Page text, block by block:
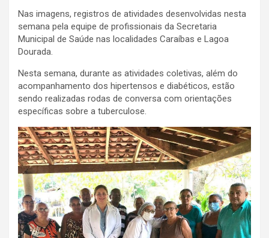
Nas imagens, registros de atividades desenvolvidas nesta
semana pela equipe de profissionais da Secretaria
Municipal de Saúde nas localidades Caraíbas e Lagoa
Dourada.
Nesta semana, durante as atividades coletivas, além do
acompanhamento dos hipertensos e diabéticos, estão
sendo realizadas rodas de conversa com orientações
específicas sobre a tuberculose.